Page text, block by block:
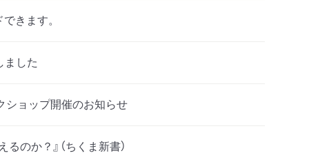
きます。
ました
ショップ開催のお知らせ
のか？』（ちくま新書）